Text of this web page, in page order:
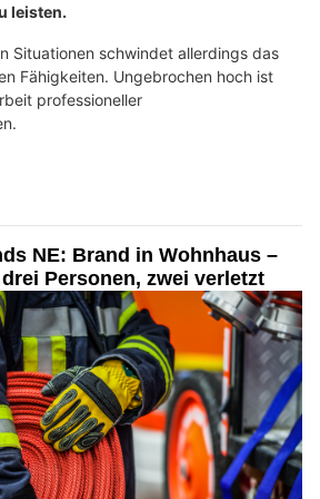
leisten.
Situationen schwindet allerdings das
Fähigkeiten. Ungebrochen hoch ist
professioneller
NE: Brand in Wohnhaus –
Personen, zwei verletzt